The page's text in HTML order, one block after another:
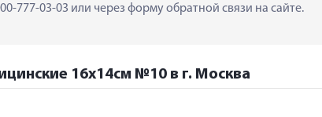
777-03-03 или через форму обратной связи на сайте.
16х14см №10 в г. Москва